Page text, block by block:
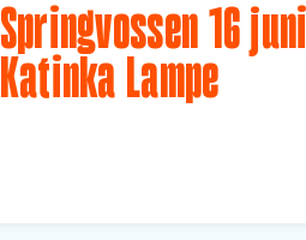
Springvossen 16 juni |
Katinka Lampe